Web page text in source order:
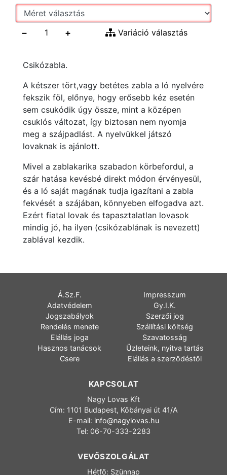
− + Variáció választás
Csikózabla.
A kétszer tört,vagy betétes zabla a ló nyelvére
fekszik föl, előnye, hogy erősebb kéz esetén
sem csukódik úgy össze, mint a középen
csuklós változat, így biztosan nem nyomja
meg a szájpadlást. A nyelvükkel játszó
lovaknak is ajánlott.
Mivel a zablakarika szabadon körbefordul, a
szár hatása kevésbé direkt módon érvényesül,
és a ló saját magának tudja igazítani a zabla
fekvését a szájában, könnyeben elfogadva azt.
Ezért fiatal lovak és tapasztalatlan lovasok
mindig jó, ha ilyen (csikózablának is nevezett)
zablával kezdik.
Á.Sz.F.
Impresszum
Adatvédelem
Gy.I.K.
Jogszabályok
Szerzői jog
Rendelés menete
Szállítási költség
Elállás joga
Szavatosság
Hasznos tanácsok
Üzleteink, nyitva tartás
Csere
Elállás a szerződéstől
KAPCSOLAT
Nagy Lovas Kft
Cím: 1101 Budapest, Kőbányai út 41/A
E-mail: info@nagylovas.hu
Tel: 06-70-333-2283
VEVŐSZOLGÁLAT
Hétfő: Szünnap